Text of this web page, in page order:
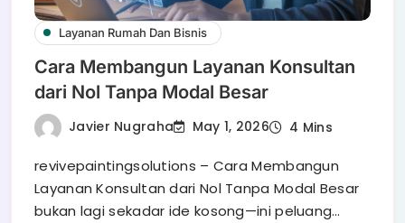
Layanan Rumah Dan Bisnis
Cara Membangun Layanan Konsultan
dari Nol Tanpa Modal Besar
Javier Nugraha May 1, 2026 4 Mins
revivepaintingsolutions – Cara Membangun
Layanan Konsultan dari Nol Tanpa Modal Besar
bukan lagi sekadar ide kosong—ini peluang…